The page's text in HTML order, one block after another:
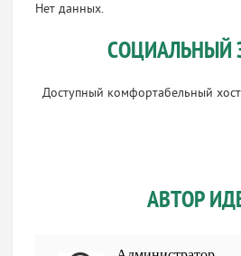
Нет данных.
СОЦИАЛЬНЫЙ
Доступный комфортабельный
АВТОР